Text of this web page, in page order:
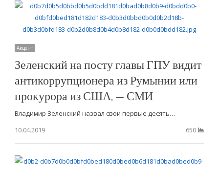
Акцент
Зеленский на посту главы ГПУ видит
антикоррупционера из Румынии или
прокурора из США, — СМИ
Владимир Зеленский назвал свои первые десять…
10.04.2019
650